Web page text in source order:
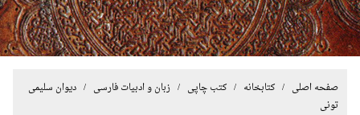
صفحه اصلی / کتابخانه /کتب چاپی /زبان و ادبیات فارسی / دیوان سلیمی
تونی